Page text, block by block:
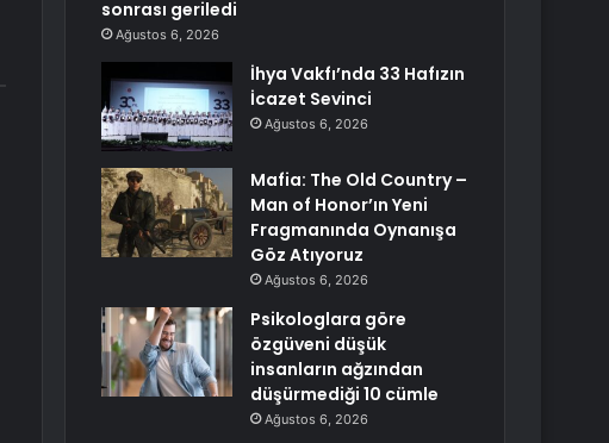
sonrası geriledi
Ağustos 6, 2026
İhya Vakfı’nda 33 Hafızın
İcazet Sevinci
Ağustos 6, 2026
Mafia: The Old Country –
Man of Honor’ın Yeni
Fragmanında Oynanışa
Göz Atıyoruz
Ağustos 6, 2026
Psikologlara göre
özgüveni düşük
insanların ağzından
düşürmediği 10 cümle
Ağustos 6, 2026